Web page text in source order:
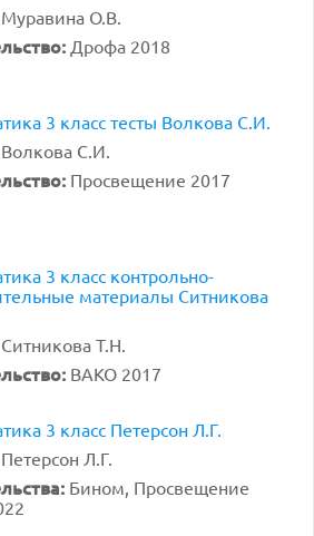
Муравина О.В.
Дрофа 2018
3 класс тесты Волкова С.И.
Волкова С.И.
Просвещение 2017
3 класс контрольно-
материалы Ситникова
Ситникова Т.Н.
ВАКО 2017
3 класс Петерсон Л.Г.
Петерсон Л.Г.
Бином, Просвещение